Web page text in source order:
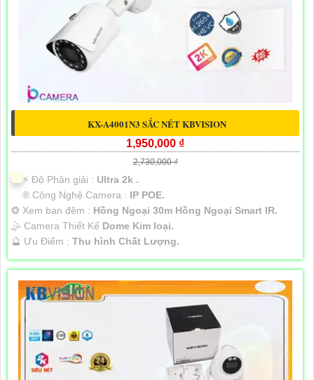
KX-A4001N3 SẮC NÉT KBVISION
1,950,000 ₫
2,730,000 ₫
️⚡ Độ Phân giải : Ultra 2k .
®️ Công Nghệ Camera : IP POE.
❂ Xem ban đêm : Hồng Ngoại 30m Hồng Ngoại Smart IR.
🤹 Camera Thiết Kế Dome Kim loại.
️🔮 Ưu Điểm : Thu hình Chất Lượng.